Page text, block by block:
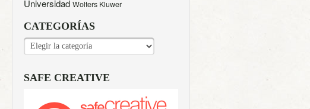
Universidad Wolters Kluwer
CATEGORÍAS
CATEGORÍAS
SAFE CREATIVE